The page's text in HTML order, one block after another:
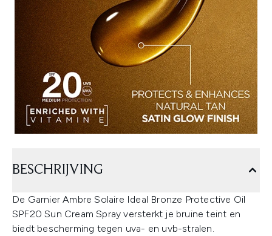
BESCHRIJVING
De Garnier Ambre Solaire Ideal Bronze Protective Oil
SPF20 Sun Cream Spray versterkt je bruine teint en
biedt bescherming tegen uva- en uvb-stralen.